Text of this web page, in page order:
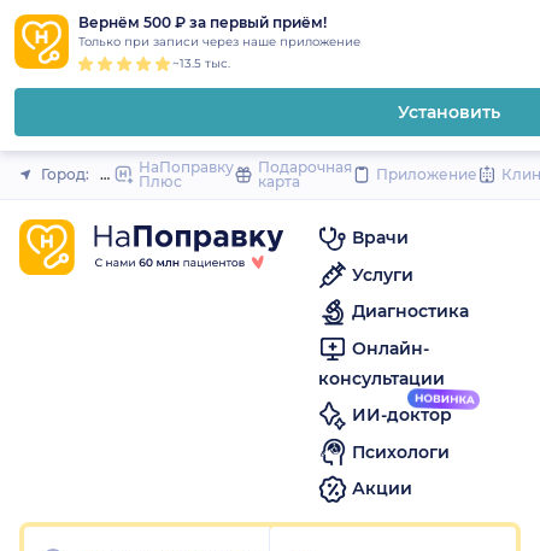
Вернём 500 ₽ за первый приём!
Только при записи через наше приложение
~13.5 тыс.
Установить
Закрыть
Город: ШахтыНаПоправку
Плюс
Подарочная
карта
Приложение
Врачи
Услуги
Диагностика
Онлайн-
консультации
ИИ-доктор
Психологи
Акции